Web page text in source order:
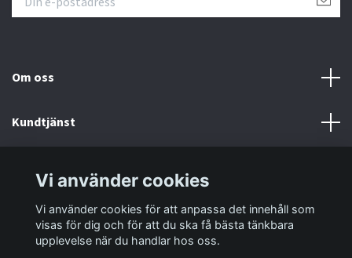
Om oss
Kundtjänst
Sociala medier
Vi använder cookies
Vi använder cookies för att anpassa det innehåll som
visas för dig och för att du ska få bästa tänkbara
upplevelse när du handlar hos oss.